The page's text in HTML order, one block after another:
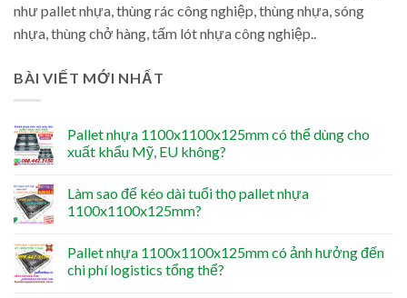
như pallet nhựa, thùng rác công nghiệp, thùng nhựa, sóng
nhựa, thùng chở hàng, tấm lót nhựa công nghiệp..
BÀI VIẾT MỚI NHẤT
Pallet nhựa 1100x1100x125mm có thể dùng cho
xuất khẩu Mỹ, EU không?
Làm sao để kéo dài tuổi thọ pallet nhựa
1100x1100x125mm?
Pallet nhựa 1100x1100x125mm có ảnh hưởng đến
chi phí logistics tổng thể?